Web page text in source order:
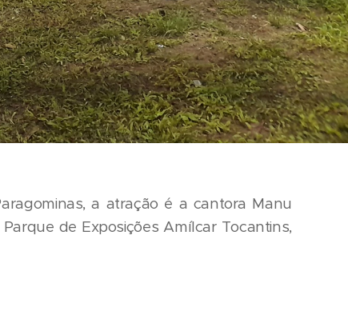
a atração é a cantora Manu
de Exposições Amílcar Tocantins,